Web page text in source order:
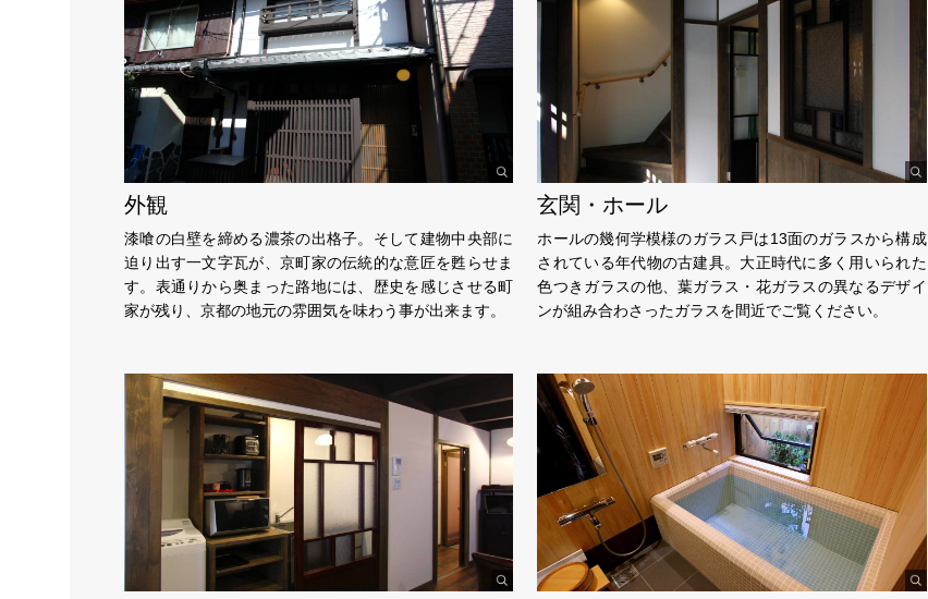
外観
漆喰の白壁を締める濃茶の出格子。そして建物中央部に
迫り出す一文字瓦が、京町家の伝統的な意匠を甦らせま
す。表通りから奥まった路地には、歴史を感じさせる町
家が残り、京都の地元の雰囲気を味わう事が出来ます。
玄関・ホール
ホールの幾何学模様のガラス戸は13面のガラスから構成
されている年代物の古建具。大正時代に多く用いられた
色つきガラスの他、葉ガラス・花ガラスの異なるデザイ
ンが組み合わさったガラスを間近でご覧ください。